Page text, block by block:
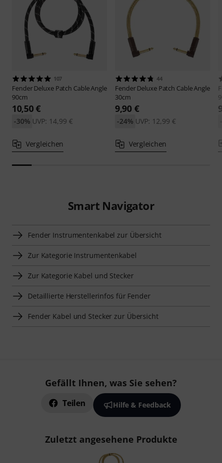
107
FenderDeluxe Patch Cable Angle
90cm
10,50 €
UVP: 14,99 €
-30%
Vergleichen
44
FenderDeluxe Patch Cable Angle
30cm
9,90 €
UVP: 12,99 €
-24%
Vergleichen
Smart Navigator
Fender Instrumentenkabel zur Übersicht
Zur Kategorie Instrumentenkabel
Zur Kategorie Kabel und Stecker
Detaillierte Herstellerinfos für Fender
Fender Kabel und Stecker zur Übersicht
Gefällt Ihnen, was Sie sehen?
Teilen Hilfe & Feedback
Zuletzt angesehene Produkte